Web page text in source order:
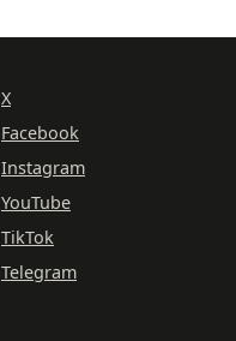
X
Facebook
Instagram
YouTube
TikTok
Telegram